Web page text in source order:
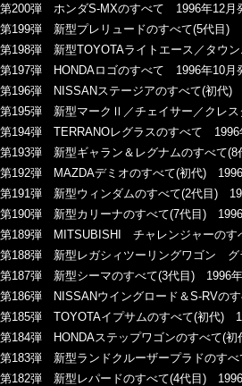
第200弾 ホンダS-MXのすべて 1996年12月
第199弾 新型プレリュードのすべて(5代目)
第198弾 新型TOYOTAライトエース／タウ
第197弾 HONDAロゴのすべて 1996年10月
第196弾 NISSANステージアのすべて(初代)
第195弾 新型マークⅡ／チェイサー／クレ
第194弾 TERRANOレグラスのすべて 1996
第193弾 新型ギャラン＆レグナムのすべて
第192弾 MAZDAデミオのすべて(初代)
第191弾 新型ウィンダムのすべて(2代目)
第190弾 新型カリーナのすべて(7代目)
第189弾 MITSUBISHI チャレンジャーのす
第188弾 新型レガシィツーリングワゴン グ
第187弾 新型シーマのすべて(3代目) 1996
第186弾 NISSANウイングロード＆S-RVの
第185弾 TOYOTAイプサムのすべて(初代)
第184弾 HONDAステップワゴンのすべて(
第183弾 新型ランドクルーザープラドのす
第182弾 新型レパードのすべて(4代目)